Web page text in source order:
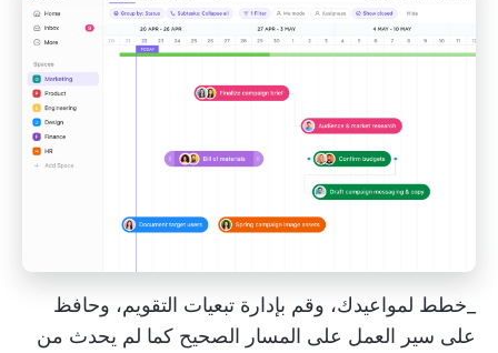
_خطط لمواعيدك، وقم بإدارة تبعيات التقويم، وحافظ
على سير العمل على المسار الصحيح كما لم يحدث من